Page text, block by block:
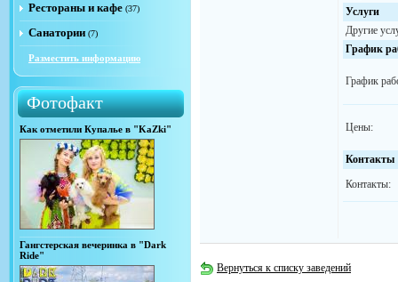
Рестораны и кафе (37)
Санатории (7)
Разместить информацию
Фотофакт
Как отметили Купалье в "KaZki"
Гангстерская вечеринка в "Dark
Ride"
Услуги
Другие
График
График
Цены:
Контакты
Контакты:
Вернуться к списку заведений